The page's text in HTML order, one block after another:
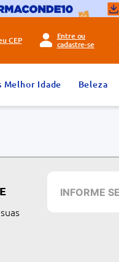
CEP
Entre ou
cadastre-se
Melhor Idade Beleza